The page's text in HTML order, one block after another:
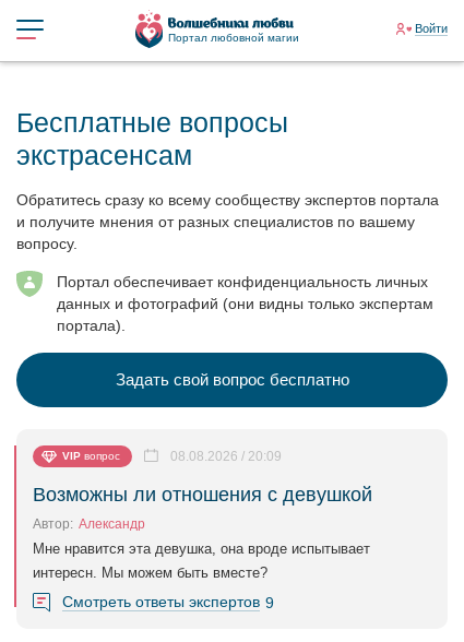
Портал любовной магии
Войти
Бесплатные вопросы
экстрасенсам
Обратитесь сразу ко всему сообществу экспертов портала
и получите мнения от разных специалистов по вашему
вопросу.
Портал обеспечивает конфиденциальность личных
данных и фотографий (они видны только экспертам
портала).
Задать свой вопрос бесплатно
VIP вопрос
Возможны ли отношения с девушкой
08.08.2026 / 20:09
Автор: Александр
Мне нравится эта девушка, она вроде испытывает
интересн. Мы можем быть вместе?
Смотреть ответы экспертов 9